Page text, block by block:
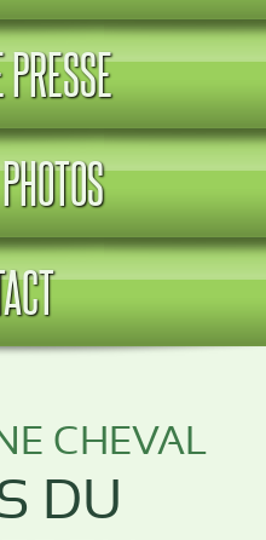
CHEVAL
DU